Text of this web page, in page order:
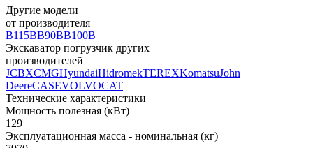
Другие модели
от производителя
B115BB90BB100B
Экскаватор погрузчик других
производителей
JCBXCMGHyundaiHidromekTEREXKomatsuJohn
DeereCASEVOLVOCAT
Технические характеристики
Мощность полезная (кВт)
129
Эксплуатационная масса - номинальная (кг)